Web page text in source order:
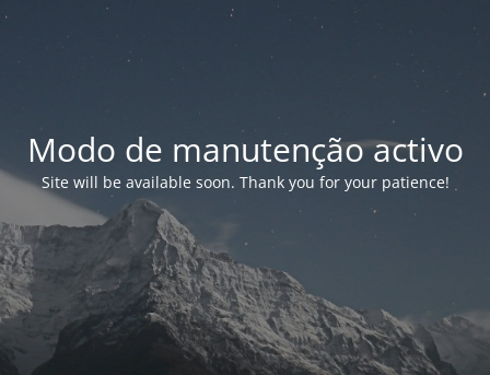
Modo de manutenção activo
Site will be available soon. Thank you for your patience!